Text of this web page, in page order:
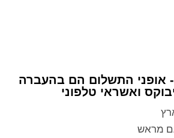
אופני התשלום הם בהעברה
ואשראי טלפוני
מראש